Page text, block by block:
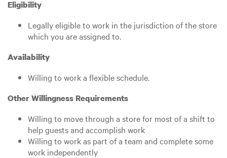
Eligibility
Legally eligible to work in the jurisdiction of the store
which you are assigned to.
Availability
Willing to work a flexible schedule.
Other Willingness Requirements
Willing to move through a store for most of a shift to
help guests and accomplish work
Willing to work as part of a team and complete some
work independently